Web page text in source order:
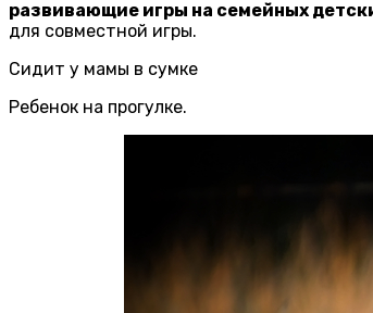
развивающие игры на семейных
для совместной игры.
Сидит у мамы в сумке
Ребенок на прогулке.